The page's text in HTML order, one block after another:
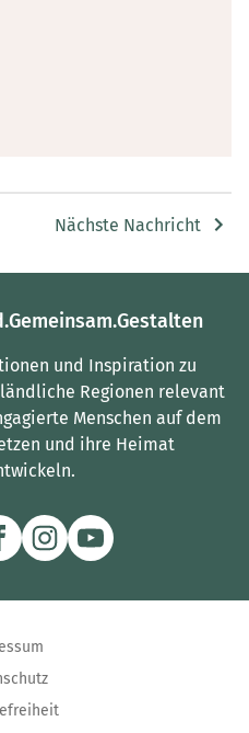
Nächste Nachricht
und Inspiration zu
Regionen relevant
Menschen auf dem
und ihre Heimat